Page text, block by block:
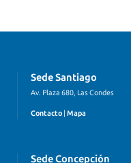
Sede Santiago
Av. Plaza 680, Las Condes
Contacto | Mapa
Sede Concepción